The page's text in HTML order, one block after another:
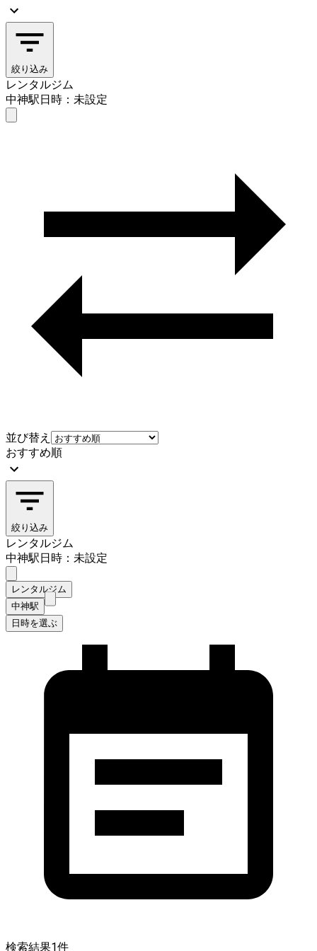
絞り込み
レンタルジム
中神駅日時：未設定
並び替え
おすすめ順
絞り込み
レンタルジム
中神駅日時：未設定
レンタルジム
中神駅
日時を選ぶ
検索結果1件